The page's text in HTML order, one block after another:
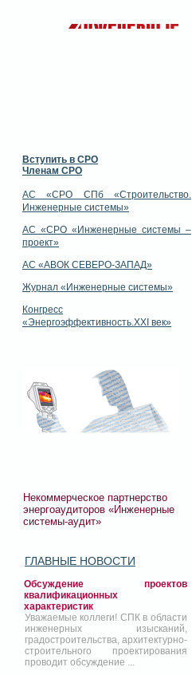
Вступить в СРО
Членам СРО
АС «СРО СПб «Строительство.
Инженерные системы»
АС «СРО «Инженерные системы –
проект»
АС «АВОК СЕВЕРО-ЗАПАД»
Журнал «Инженерные системы»
Конгресс
«Энергоэффективность.XXI век»
Некоммерческое партнерство
энергоаудиторов «Инженерные
системы-аудит»
ГЛАВНЫЕ НОВОСТИ
Обсуждение проектов
квалификационных
характеристик
Уважаемые коллеги! СПК в области
инженерных изысканий,
градостроительства, архитектурно-
строительного проектирования
проводит обсуждение ...